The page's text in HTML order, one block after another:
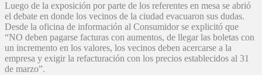
Luego de la exposición por parte de los referentes en mesa se abrió
el debate en donde los vecinos de la ciudad evacuaron sus dudas.
Desde la oficina de información al Consumidor se explicitó que
“NO deben pagarse facturas con aumentos, de llegar las boletas con
un incremento en los valores, los vecinos deben acercarse a la
empresa y exigir la refacturación con los precios establecidos al 31
de marzo”.